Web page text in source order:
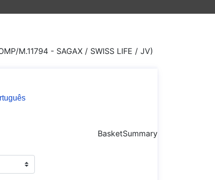
M.11794 - SAGAX / SWISS LIFE / JV)
BasketSummary